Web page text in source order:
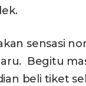
sensasi
Begitu
beli tiket